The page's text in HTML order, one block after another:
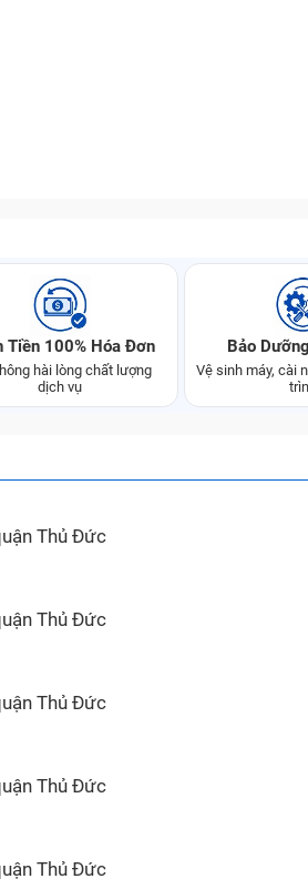
Tiền 100% Hóa Đơn
hài lòng chất lượng
dịch vụ
Bảo
Vệ sinh máy, cài
Thủ Đức
Thủ Đức
Thủ Đức
Thủ Đức
Thủ Đức